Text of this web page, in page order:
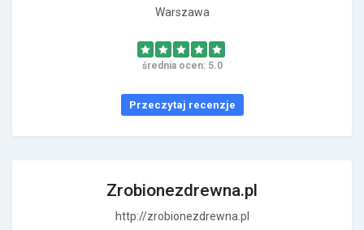
Warszawa
średnia ocen: 5.0
Przeczytaj recenzje
Zrobionezdrewna.pl
http://zrobionezdrewna.pl